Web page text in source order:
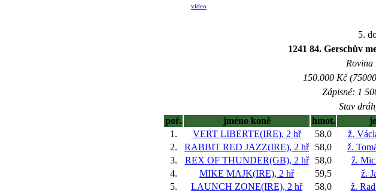
video
5.
1241 84. Gerschův
Rovina
150.000 Kč
Zápisné: 1
Stav
poř.
jméno koně hmot.
1.
VERT LIBERTE(IRE), 2 hř 58,0 ž.
2.
RABBIT RED JAZZ(IRE), 2 hř 58,0 ž.
3.
REX OF THUNDER(GB), 2 hř 58,0 ž.
4.
MIKE MAJK(IRE), 2 hř 59,5 ž.
5.
LAUNCH ZONE(IRE), 2 hř 58,0 ž.